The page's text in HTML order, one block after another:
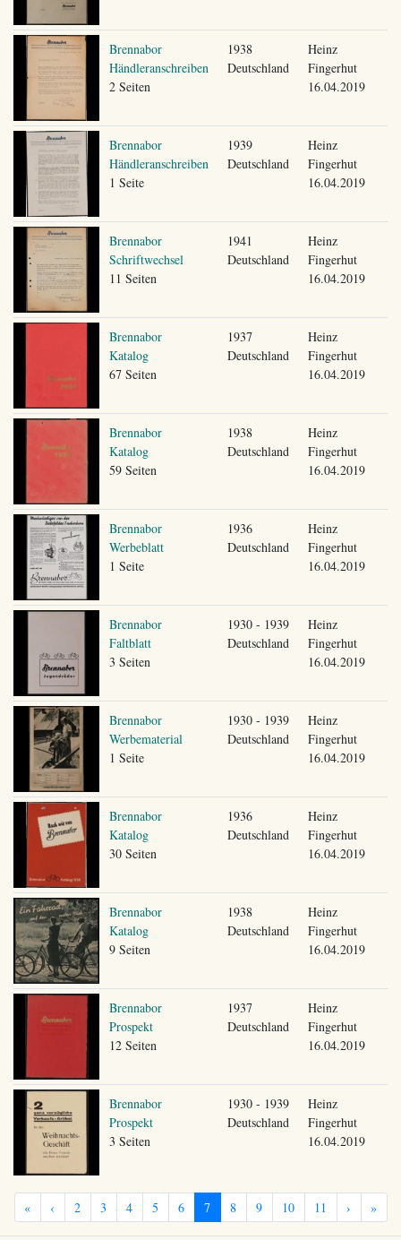
Brennabor
Händleranschreiben
2 Seiten
1938
Deutschland
Heinz
Fingerhut
16.04.2019
Brennabor
Händleranschreiben
1 Seite
1939
Deutschland
Heinz
Fingerhut
16.04.2019
Brennabor
Schriftwechsel
11 Seiten
1941
Deutschland
Heinz
Fingerhut
16.04.2019
Brennabor
Katalog
67 Seiten
1937
Deutschland
Heinz
Fingerhut
16.04.2019
Brennabor
Katalog
59 Seiten
1938
Deutschland
Heinz
Fingerhut
16.04.2019
Brennabor
Werbeblatt
1 Seite
1936
Deutschland
Heinz
Fingerhut
16.04.2019
Brennabor
Faltblatt
3 Seiten
1930 - 1939
Deutschland
Heinz
Fingerhut
16.04.2019
Brennabor
Werbematerial
1 Seite
1930 - 1939
Deutschland
Heinz
Fingerhut
16.04.2019
Brennabor
Katalog
30 Seiten
1936
Deutschland
Heinz
Fingerhut
16.04.2019
Brennabor
Katalog
9 Seiten
1938
Deutschland
Heinz
Fingerhut
16.04.2019
Brennabor
Prospekt
12 Seiten
1937
Deutschland
Heinz
Fingerhut
16.04.2019
Brennabor
Prospekt
3 Seiten
1930 - 1939
Deutschland
Heinz
Fingerhut
16.04.2019
« ‹ 2 3 4 5 6 7 8 9 10 11 › »